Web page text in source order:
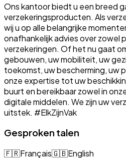
Ons kantoor biedt u een breed
verzekeringsproducten. Als
wij u op alle belangrijke
onafhankelijk advies over zowel
verzekeringen. Of het nu gaat
gebouwen, uw mobiliteit, uw
toekomst, uw bescherming, uw
onze expertise tot uw
buurt en bereikbaar zowel in
digitale middelen. We zijn uw
uitstek. #ElkZijnVak
Gesproken talen
🇫🇷Français🇬🇧English